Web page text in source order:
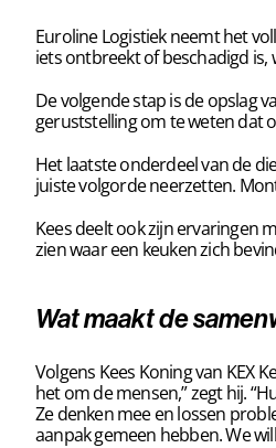
Euroline Logistiek neemt het
iets ontbreekt of beschadigd
De volgende stap is de opslag
geruststelling om te weten dat
Het laatste onderdeel van de
juiste volgorde neerzetten.
Kees deelt ook zijn ervaringen
zien waar een keuken zich
Wat maakt de
Volgens Kees Koning van KEX
het om de mensen,” zegt hij.
Ze denken mee en lossen
aanpak gemeen hebben. We